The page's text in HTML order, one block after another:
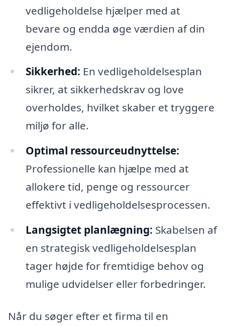
vedligeholdelse hjælper med at
bevare og endda øge værdien af din
ejendom.
Sikkerhed: En vedligeholdelsesplan
sikrer, at sikkerhedskrav og love
overholdes, hvilket skaber et tryggere
miljø for alle.
Optimal ressourceudnyttelse:
Professionelle kan hjælpe med at
allokere tid, penge og ressourcer
effektivt i vedligeholdelsesprocessen.
Langsigtet planlægning: Skabelsen af
en strategisk vedligeholdelsesplan
tager højde for fremtidige behov og
mulige udvidelser eller forbedringer.
Når du søger efter et firma til en